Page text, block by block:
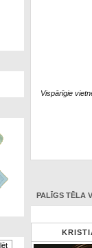
Vispārīgie
PALĪGS TĒLA